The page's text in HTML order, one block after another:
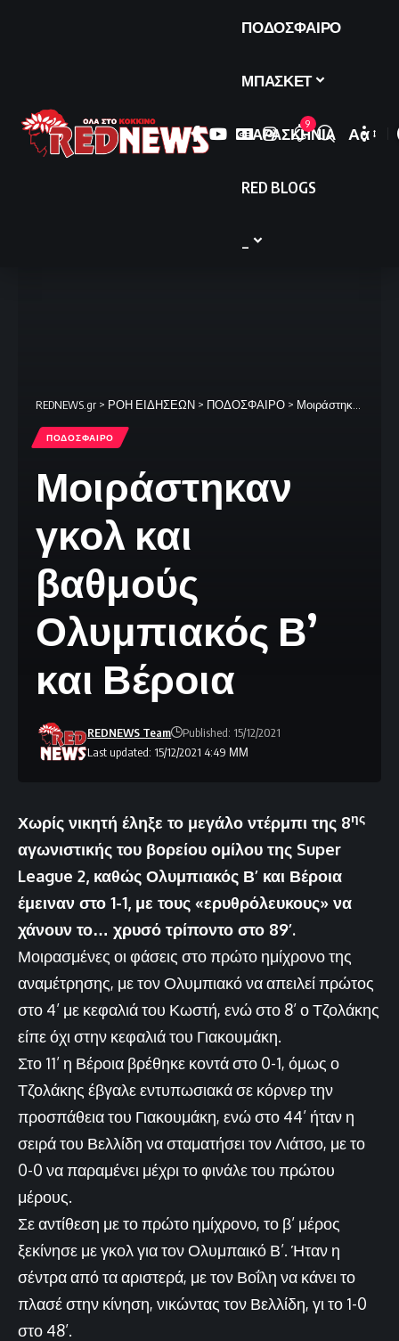
ΠΟΔΟΣΦΑΙΡΟ
ΜΠΑΣΚΕΤ
ΠΑΡΑΣΚΗΝΙΑ
RED BLOGS
9
Font
Αα
REDNEWS.gr > ΡΟΗ ΕΙΔΗΣΕΩΝ > ΠΟΔΟΣΦΑΙΡΟ > Μοιράστηκαν γκολ και βαθμούς Ολυμπιακός Β’ και Βέροια
ΠΟΔΟΣΦΑΙΡΟ
Μοιράστηκαν
γκολ και
βαθμούς
Ολυμπιακός Β’
και Βέροια
Last updated: 15/12/2021 4:49 ΜΜ
REDNEWS Team Published: 15/12/2021
Χωρίς νικητή έληξε το μεγάλο ντέρμπι της 8ης
αγωνιστικής του βορείου ομίλου της Super
League 2, καθώς Ολυμπιακός Β’ και Βέροια
έμειναν στο 1-1, με τους «ερυθρόλευκους» να
χάνουν το… χρυσό τρίποντο στο 89’.
Μοιρασμένες οι φάσεις στο πρώτο ημίχρονο της
αναμέτρησης, με τον Ολυμπιακό να απειλεί πρώτος
στο 4’ με κεφαλιά του Κωστή, ενώ στο 8’ ο Τζολάκης
είπε όχι στην κεφαλιά του Γιακουμάκη.
Στο 11’ η Βέροια βρέθηκε κοντά στο 0-1, όμως ο
Τζολάκης έβγαλε εντυπωσιακά σε κόρνερ την
προσπάθεια του Γιακουμάκη, ενώ στο 44’ ήταν η
σειρά του Βελλίδη να σταματήσει τον Λιάτσο, με το
0-0 να παραμένει μέχρι το φινάλε του πρώτου
μέρους.
Σε αντίθεση με το πρώτο ημίχρονο, το β’ μέρος
ξεκίνησε με γκολ για τον Ολυμπαικό Β’. Ήταν η
σέντρα από τα αριστερά, με τον Βοΐλη να κάνει το
πλασέ στην κίνηση, νικώντας τον Βελλίδη, γι το 1-0
στο 48’.